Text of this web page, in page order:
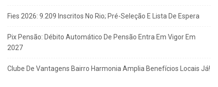
Fies 2026: 9.209 Inscritos No Rio; Pré-Seleção E Lista De Espera
Pix Pensão: Débito Automático De Pensão Entra Em Vigor Em
2027
Clube De Vantagens Bairro Harmonia Amplia Benefícios Locais Já!